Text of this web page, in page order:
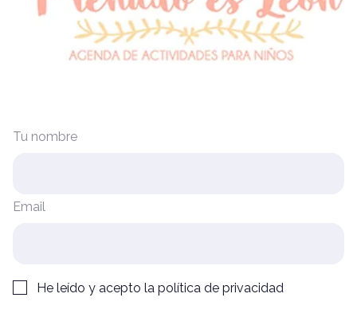
Tu nombre
Email
He leído y acepto la política de privacidad